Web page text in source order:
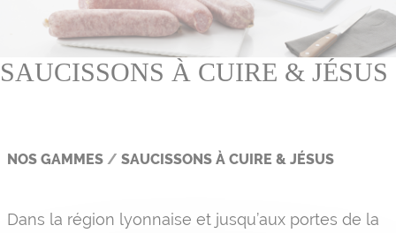
SAUCISSONS À CUIRE & JÉSUS
NOS GAMMES/ SAUCISSONS À CUIRE & JÉSUS
Dans la région lyonnaise et jusqu’aux portes de la